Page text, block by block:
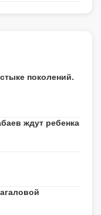
поколений.
ждут ребенка